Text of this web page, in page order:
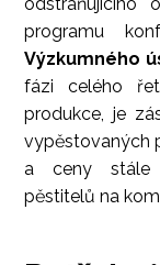
programu
Výzkumného
fázi celého
produkce, je
vypěstovaných
a ceny stále
pěstitelů na